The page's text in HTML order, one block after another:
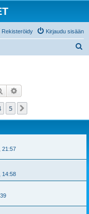
Kirjaudu sisään
Rekisteröidy
Etsi
5
21:57
14:58